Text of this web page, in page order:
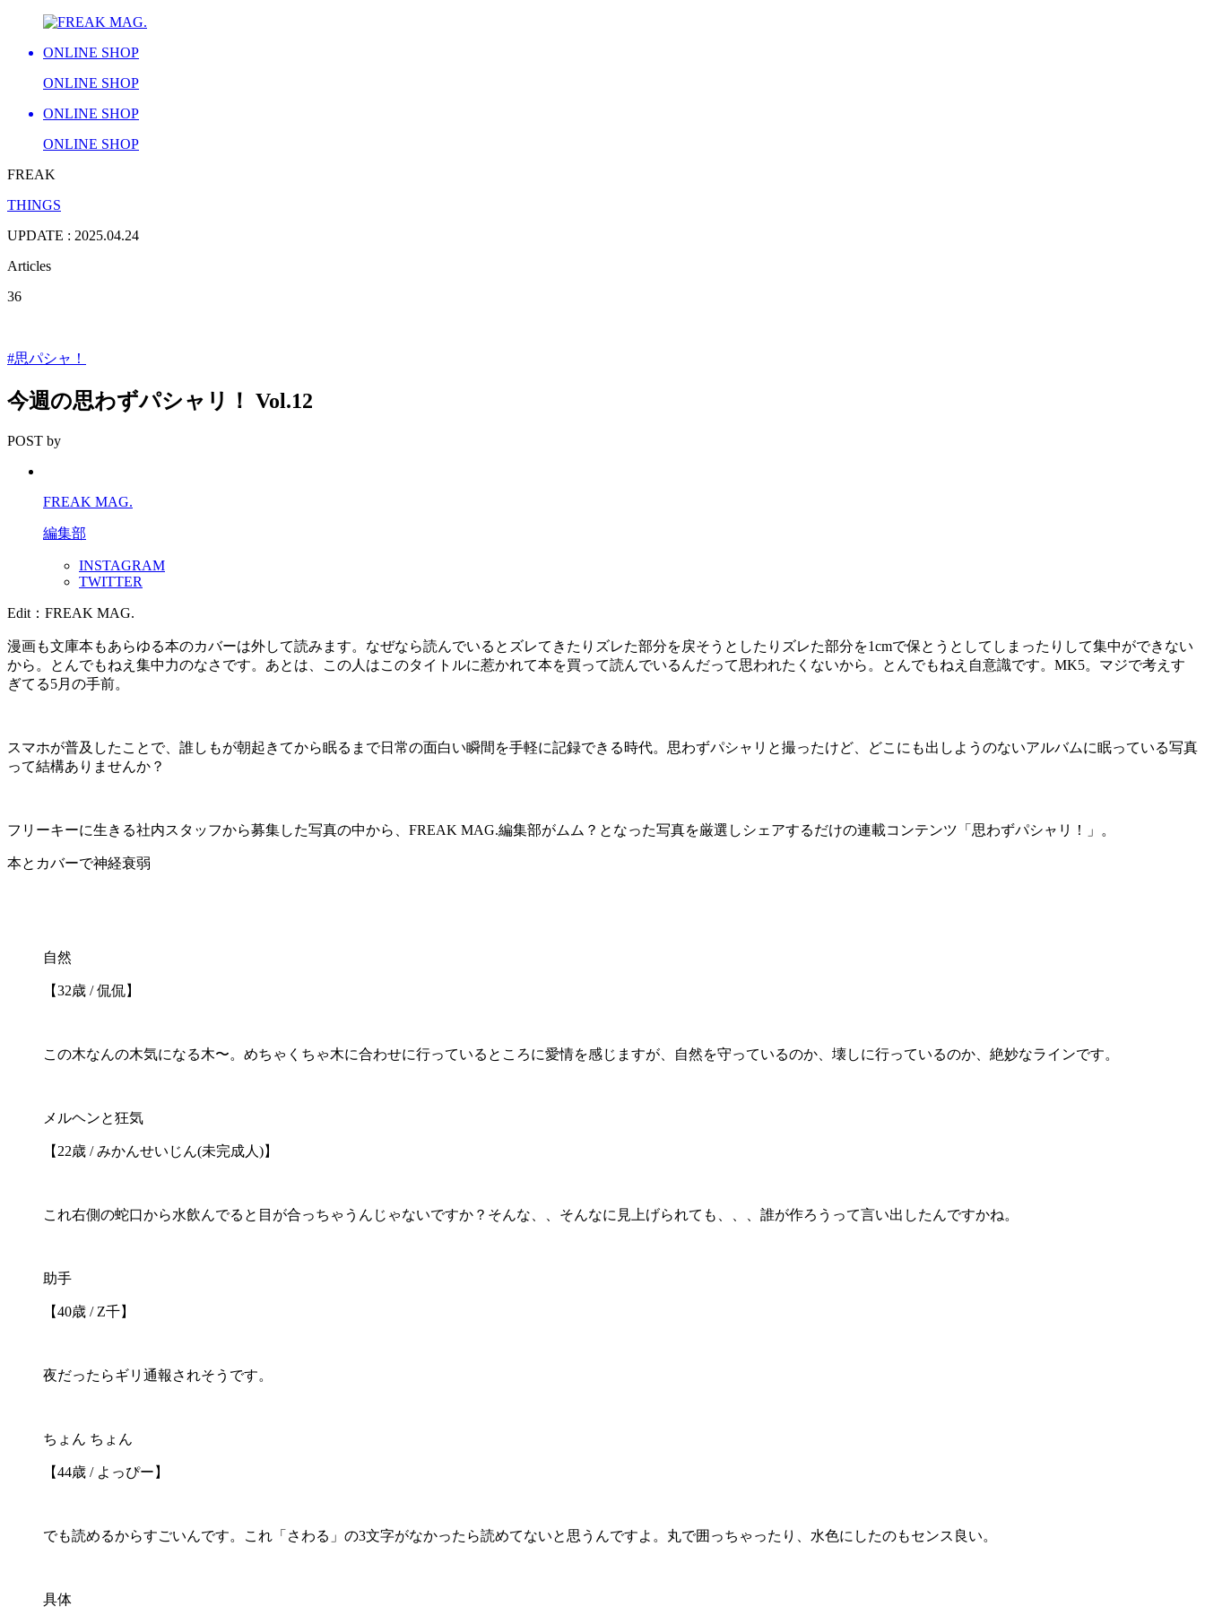
ONLINE SHOP
ONLINE SHOP
ONLINE SHOP
ONLINE SHOP
FREAK
THINGS
UPDATE : 2025.04.24
Articles
36
#思パシャ！
今週の思わずパシャリ！ Vol.12
POST by
FREAK MAG.
編集部
INSTAGRAM
TWITTER
Edit：FREAK MAG.
漫画も文庫本もあらゆる本のカバーは外して読みます。なぜなら読んでいるとズレてきたりズレた部分を戻そうとしたりズレた部分を1cmで保とうとしてしまったりして集中ができない
から。とんでもねえ集中力のなさです。あとは、この人はこのタイトルに惹かれて本を買って読んでいるんだって思われたくないから。とんでもねえ自意識です。MK5。マジで考えす
ぎてる5月の手前。
スマホが普及したことで、誰しもが朝起きてから眠るまで日常の面白い瞬間を手軽に記録できる時代。思わずパシャリと撮ったけど、どこにも出しようのないアルバムに眠っている写真
って結構ありませんか？
フリーキーに生きる社内スタッフから募集した写真の中から、FREAK MAG.編集部がムム？となった写真を厳選しシェアするだけの連載コンテンツ「思わずパシャリ！」。
本とカバーで神経衰弱
自然
【32歳 / 侃侃】
この木なんの木気になる木〜。めちゃくちゃ木に合わせに行っているところに愛情を感じますが、自然を守っているのか、壊しに行っているのか、絶妙なラインです。
メルヘンと狂気
【22歳 / みかんせいじん(未完成人)】
これ右側の蛇口から水飲んでると目が合っちゃうんじゃないですか？そんな、、そんなに見上げられても、、、誰が作ろうって言い出したんですかね。
助手
【40歳 / Z千】
夜だったらギリ通報されそうです。
ちょん ちょん
【44歳 / よっぴー】
でも読めるからすごいんです。これ「さわる」の3文字がなかったら読めてないと思うんですよ。丸で囲っちゃったり、水色にしたのもセンス良い。
具体